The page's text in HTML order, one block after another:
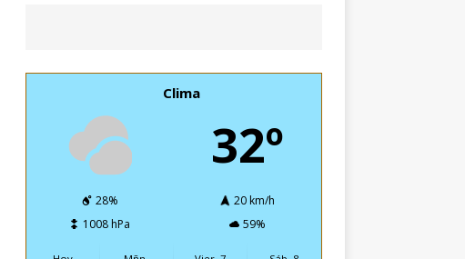
Clima
32º
28%
20 km/h
1008 hPa
59%